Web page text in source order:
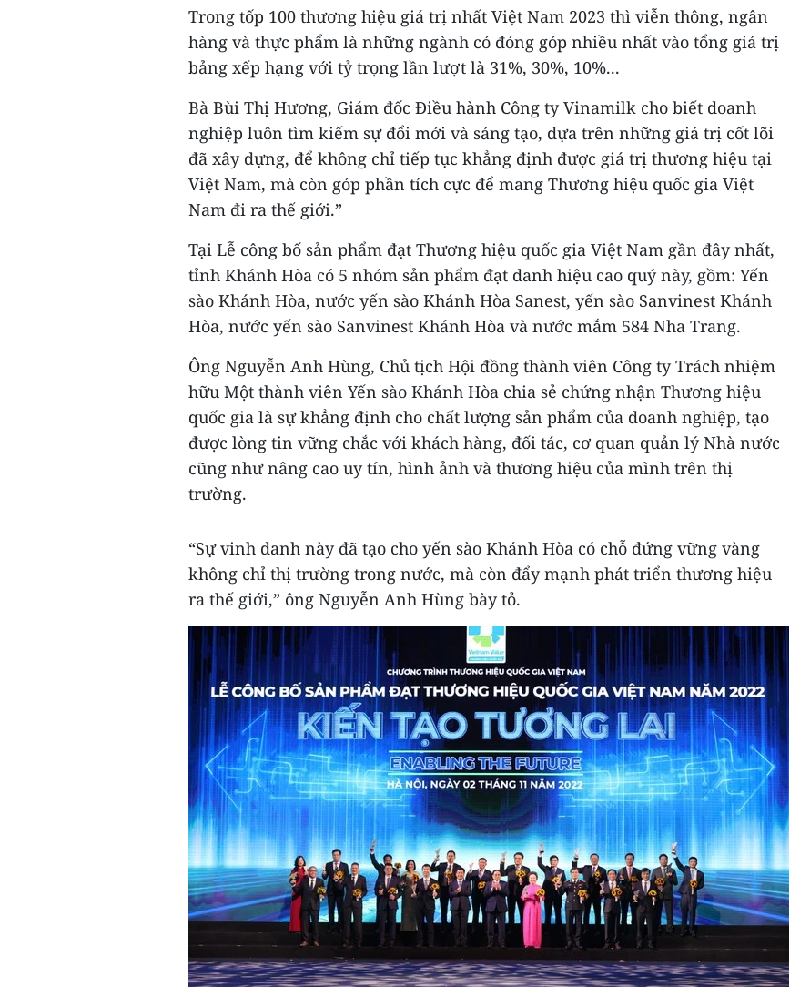
Trong tốp 100 thương hiệu giá trị nhất Việt Nam 2023 thì viễn thông, ngân
hàng và thực phẩm là những ngành có đóng góp nhiều nhất vào tổng giá trị
bảng xếp hạng với tỷ trọng lần lượt là 31%, 30%, 10%...
Bà Bùi Thị Hương, Giám đốc Điều hành Công ty Vinamilk cho biết doanh
nghiệp luôn tìm kiếm sự đổi mới và sáng tạo, dựa trên những giá trị cốt lõi
đã xây dựng, để không chỉ tiếp tục khẳng định được giá trị thương hiệu tại
Việt Nam, mà còn góp phần tích cực để mang Thương hiệu quốc gia Việt
Nam đi ra thế giới.”
Tại Lễ công bố sản phẩm đạt Thương hiệu quốc gia Việt Nam gần đây nhất,
tỉnh Khánh Hòa có 5 nhóm sản phẩm đạt danh hiệu cao quý này, gồm: Yến
sào Khánh Hòa, nước yến sào Khánh Hòa Sanest, yến sào Sanvinest Khánh
Hòa, nước yến sào Sanvinest Khánh Hòa và nước mắm 584 Nha Trang.
Ông Nguyễn Anh Hùng, Chủ tịch Hội đồng thành viên Công ty Trách nhiệm
hữu Một thành viên Yến sào Khánh Hòa chia sẻ chứng nhận Thương hiệu
quốc gia là sự khẳng định cho chất lượng sản phẩm của doanh nghiệp, tạo
được lòng tin vững chắc với khách hàng, đối tác, cơ quan quản lý Nhà nước
cũng như nâng cao uy tín, hình ảnh và thương hiệu của mình trên thị
trường.
“Sự vinh danh này đã tạo cho yến sào Khánh Hòa có chỗ đứng vững vàng
không chỉ thị trường trong nước, mà còn đẩy mạnh phát triển thương hiệu
ra thế giới,” ông Nguyễn Anh Hùng bày tỏ.